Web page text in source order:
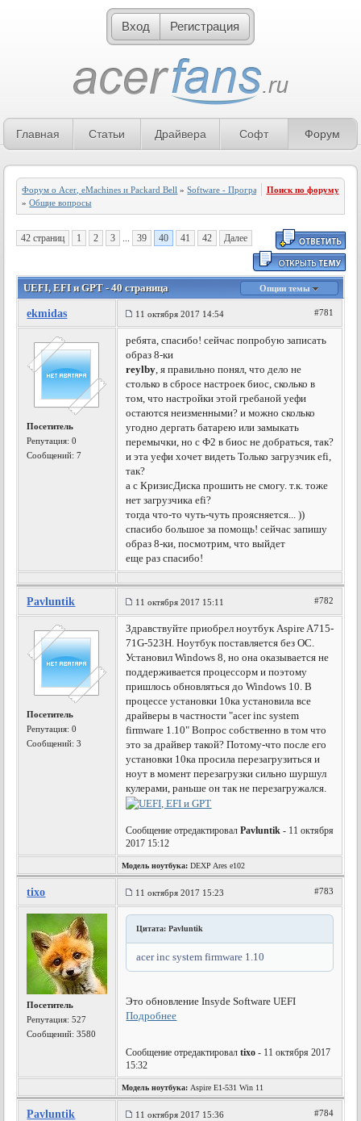
Вход Регистрация
Главная Статьи Драйвера Софт Форум
Форум о Acer, eMachines и Packard Bell »Software - Программное обеспечение
»Общие вопросы
Поиск по форуму
42 страниц 1 2 3 ... 39 40 41 42 Далее
UEFI, EFI и GPT - 40 страница Опции темы
ekmidas 11 октября 2017 14:54 #781
Посетитель
Репутация:0
Сообщений: 7
ребята, спасибо! сейчас попробую записать
образ 8-ки
reylby, я правильно понял, что дело не
столько в сбросе настроек биос, сколько в
том, что настройки этой гребаной уефи
остаются неизменными? и можно сколько
угодно дергать батарею или замыкать
перемычки, но с Ф2 в биос не добраться, так?
и эта уефи хочет видеть Только загрузчик efi,
так?
а с КризисДиска прошить не смогу. т.к. тоже
нет загрузчика efi?
тогда что-то чуть-чуть проясняется... ))
спасибо большое за помощь! сейчас запишу
образ 8-ки, посмотрим, что выйдет
еще раз спасибо!
Pavluntik 11 октября 2017 15:11 #782
Посетитель
Репутация:0
Сообщений: 3
Здравствуйте приобрел ноутбук Aspire A715-
71G-523H. Ноутбук поставляется без ОС.
Установил Windows 8, но она оказывается не
поддерживается процессорм и поэтому
пришлось обновляться до Windows 10. В
процессе установки 10ка установила все
драйверы в частности "acer inc system
firmware 1.10" Вопрос собственно в том что
это за драйвер такой? Потому-что после его
установки 10ка просила перезагрузиться и
ноут в момент перезагрузки сильно шуршул
кулерами, раньше он так не перезагружался.
Сообщение отредактировалPavluntik - 11 октября
2017 15:12
Модель ноутбука: DEXP Ares e102
tixo 11 октября 2017 15:23 #783
Посетитель
Репутация:527
Сообщений: 3580
Цитата: Pavluntik
acer inc system firmware 1.10
Это обновление Insyde Software UEFI
Подробнее
Сообщение отредактировалtixo - 11 октября 2017
15:32
Модель ноутбука: Aspire E1-531 Win 11
Pavluntik 11 октября 2017 15:36 #784